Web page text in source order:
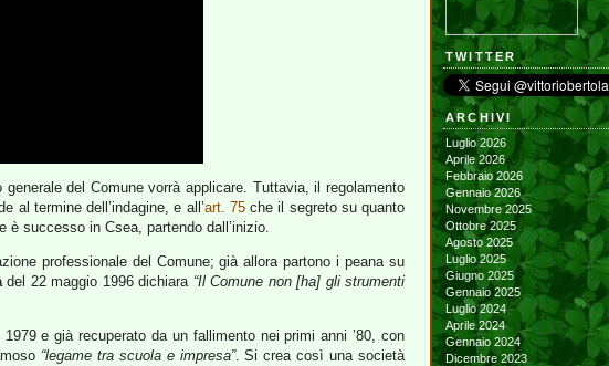
del Comune vorrà applicare. Tuttavia, il regolamento
al termine dell’indagine, e all’art. 75che il segreto su quanto
successo in Csea, partendo dall’inizio.
professionale del Comune; già allora partono i peana su
del 22 maggio 1996 dichiara “Il Comune non [ha] gli strumenti
e già recuperato da un fallimento nei primi anni ’80, con
“legame tra scuola e impresa”. Si crea così una società
TWITTER
ARCHIVI
Luglio 2026
Aprile 2026
Febbraio 2026
Gennaio 2026
Novembre 2025
Ottobre 2025
Agosto 2025
Luglio 2025
Giugno 2025
Gennaio 2025
Luglio 2024
Aprile 2024
Gennaio 2024
Dicembre 2023